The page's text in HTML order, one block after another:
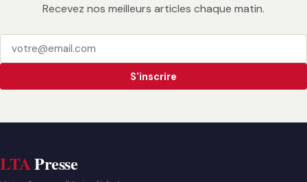
Recevez nos meilleurs articles chaque matin.
S'inscrire
LTAPresse